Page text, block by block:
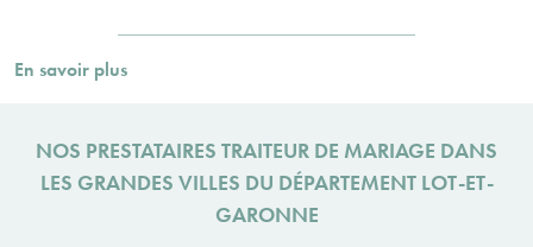
En savoir plus
NOS PRESTATAIRES TRAITEUR DE MARIAGE DANS
LES GRANDES VILLES DU DÉPARTEMENT LOT-ET-
GARONNE